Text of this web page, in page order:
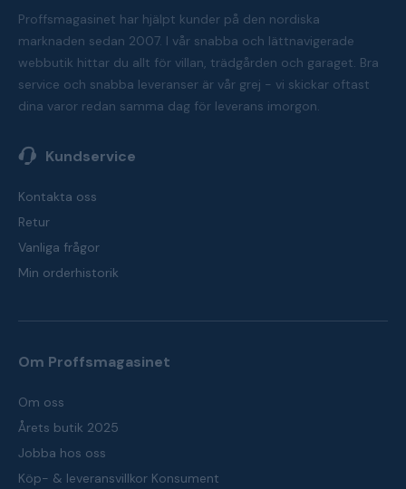
Proffsmagasinet har hjälpt kunder på den nordiska
marknaden sedan 2007. I vår snabba och lättnavigerade
webbutik hittar du allt för villan, trädgården och garaget. Bra
service och snabba leveranser är vår grej - vi skickar oftast
dina varor redan samma dag för leverans imorgon.
Kundservice
Kontakta oss
Retur
Vanliga frågor
Min orderhistorik
Om Proffsmagasinet
Om oss
Årets butik 2025
Jobba hos oss
Köp- & leveransvillkor Konsument